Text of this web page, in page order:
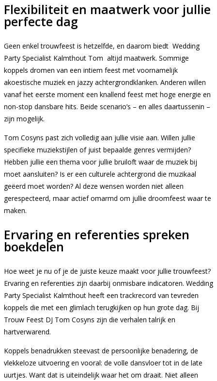
Flexibiliteit en maatwerk voor jullie
perfecte dag
Geen enkel trouwfeest is hetzelfde, en daarom biedt Wedding
Party Specialist Kalmthout Tom altijd maatwerk. Sommige
koppels dromen van een intiem feest met voornamelijk
akoestische muziek en jazzy achtergrondklanken. Anderen willen
vanaf het eerste moment een knallend feest met hoge energie en
non-stop dansbare hits. Beide scenario’s – en alles daartussenin –
zijn mogelijk.
Tom Cosyns past zich volledig aan jullie visie aan. Willen jullie
specifieke muziekstijlen of juist bepaalde genres vermijden?
Hebben jullie een thema voor jullie bruiloft waar de muziek bij
moet aansluiten? Is er een culturele achtergrond die muzikaal
geëerd moet worden? Al deze wensen worden niet alleen
gerespecteerd, maar actief omarmd om jullie droomfeest waar te
maken.
Ervaring en referenties spreken
boekdelen
Hoe weet je nu of je de juiste keuze maakt voor jullie trouwfeest?
Ervaring en referenties zijn daarbij onmisbare indicatoren. Wedding
Party Specialist Kalmthout heeft een trackrecord van tevreden
koppels die met een glimlach terugkijken op hun grote dag. Bij
Trouw Feest DJ Tom Cosyns zijn die verhalen talrijk en
hartverwarend.
Koppels benadrukken steevast de persoonlijke benadering, de
vlekkeloze uitvoering en vooral: de volle dansvloer tot in de late
uurtjes. Want dat is uiteindelijk waar het om draait. Niet alleen